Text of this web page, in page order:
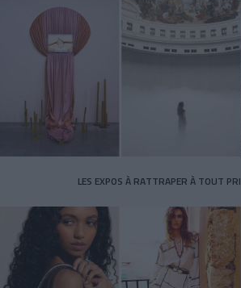
LES EXPOS À RATTRAPER À TOUT